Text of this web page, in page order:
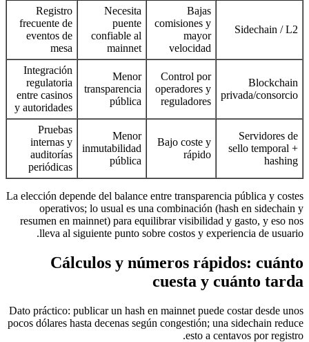
Sidechain / L2
Bajas
comisiones y
mayor
velocidad
Necesita
puente
confiable al
mainnet
Registro
frecuente de
eventos de
mesa
Blockchain
privada/consorcio
Control por
operadores y
reguladores
Menor
transparencia
pública
Integración
regulatoria
entre casinos
y autoridades
Servidores de
sello temporal +
hashing
Bajo coste y
rápido
Menor
inmutabilidad
pública
Pruebas
internas y
auditorías
periódicas
La elección depende del balance entre transparencia pública y costes
operativos; lo usual es una combinación (hash en sidechain y
resumen en mainnet) para equilibrar visibilidad y gasto, y eso nos
lleva al siguiente punto sobre costos y experiencia de usuario.
Cálculos y números rápidos: cuánto
cuesta y cuánto tarda
Dato práctico: publicar un hash en mainnet puede costar desde unos
pocos dólares hasta decenas según congestión; una sidechain reduce
esto a centavos por registro.